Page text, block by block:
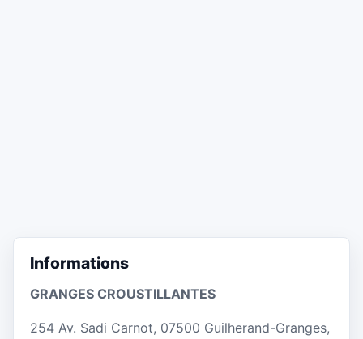
Informations
GRANGES CROUSTILLANTES
254 Av. Sadi Carnot, 07500 Guilherand-Granges,